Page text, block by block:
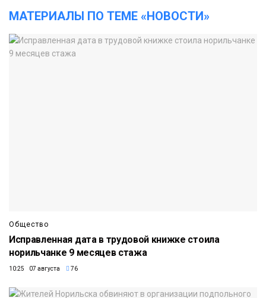
МАТЕРИАЛЫ ПО ТЕМЕ «НОВОСТИ»
Общество
Исправленная дата в трудовой книжке стоила
норильчанке 9 месяцев стажа
10:25 07 августа 76